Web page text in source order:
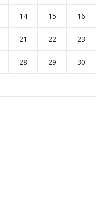
14 15 16
21 22 23
28 29 30